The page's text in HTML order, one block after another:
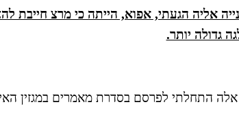
גדולה יותר.
אלה התחלתי לפרסם בסדרת מאמרים במגזין